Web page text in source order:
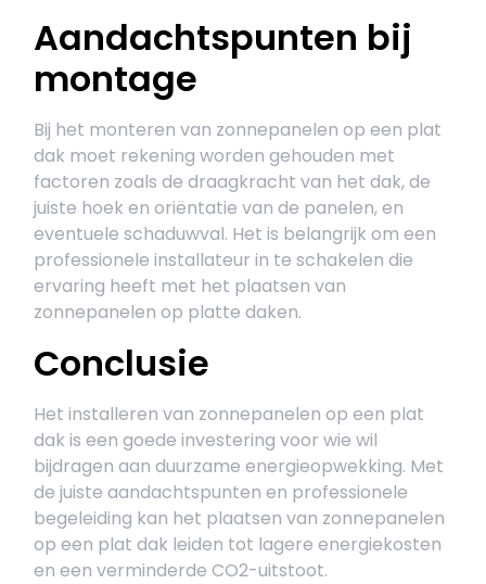
Aandachtspunten bij
montage
Bij het monteren van zonnepanelen op een plat
dak moet rekening worden gehouden met
factoren zoals de draagkracht van het dak, de
juiste hoek en oriëntatie van de panelen, en
eventuele schaduwval. Het is belangrijk om een
professionele installateur in te schakelen die
ervaring heeft met het plaatsen van
zonnepanelen op platte daken.
Conclusie
Het installeren van zonnepanelen op een plat
dak is een goede investering voor wie wil
bijdragen aan duurzame energieopwekking. Met
de juiste aandachtspunten en professionele
begeleiding kan het plaatsen van zonnepanelen
op een plat dak leiden tot lagere energiekosten
en een verminderde CO2-uitstoot.